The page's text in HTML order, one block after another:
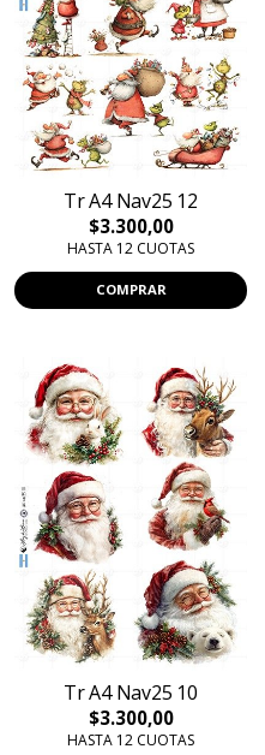
Tr A4 Nav25 12
$3.300,00
HASTA 12 CUOTAS
COMPRAR
Tr A4 Nav25 10
$3.300,00
HASTA 12 CUOTAS